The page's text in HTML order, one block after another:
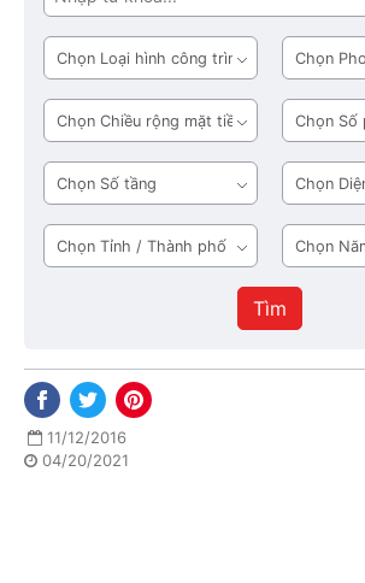
Loại
hình
công
trình
Phong
cách
thiết
kế
Chiều
rộng
mặt
tiền
Số
phòng
ngủ
Số
tầng
Diện
tích
tầng
1
Tỉnh
/
Năm
thực
hiện
Tìm
11/12/2016
04/20/2021